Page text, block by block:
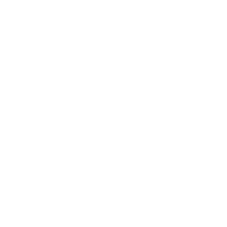
in Glarus"
Obstgarten zu vermieten"